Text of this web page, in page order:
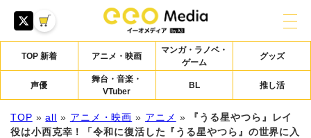
TOP 新着 アニメ・映画
マンガ・ラノベ・
ゲーム
グッズ
声優
舞台・音楽・
VTuber
BL 推し活
TOP »all » アニメ・映画 » アニメ »
『うる星やつら』レイ
役は小西克幸！「令和に復活した『うる星やつら』の世界に入